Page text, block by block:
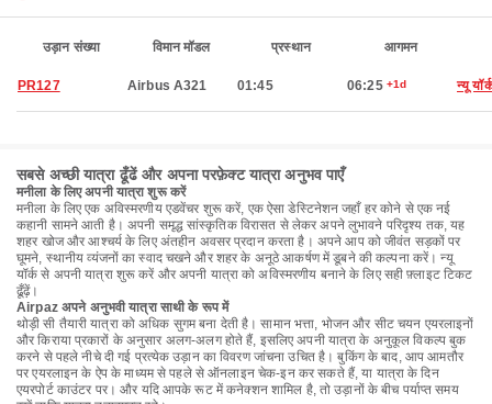
उड़ान संख्या विमान मॉडल प्रस्थान आगमन
PR127 Airbus A321 01:45 06:25 +1d न्यू
सबसे अच्छी यात्रा ढूँढें और अपना परफ़ेक्ट यात्रा अनुभव पाएँ
मनीला के लिए अपनी यात्रा शुरू करें
मनीला के लिए एक अविस्मरणीय एडवेंचर शुरू करें, एक ऐसा डेस्टिनेशन जहाँ हर कोने से एक नई
कहानी सामने आती है। अपनी समृद्ध सांस्कृतिक विरासत से लेकर अपने लुभावने परिदृश्य तक, यह
शहर खोज और आश्चर्य के लिए अंतहीन अवसर प्रदान करता है। अपने आप को जीवंत सड़कों पर
घूमने, स्थानीय व्यंजनों का स्वाद चखने और शहर के अनूठे आकर्षण में डूबने की कल्पना करें। न्यू
यॉर्क से अपनी यात्रा शुरू करें और अपनी यात्रा को अविस्मरणीय बनाने के लिए सही फ़्लाइट टिकट
ढूँढ़ें।
Airpaz अपने अनुभवी यात्रा साथी के रूप में
थोड़ी सी तैयारी यात्रा को अधिक सुगम बना देती है। सामान भत्ता, भोजन और सीट चयन एयरलाइनों
और किराया प्रकारों के अनुसार अलग-अलग होते हैं, इसलिए अपनी यात्रा के अनुकूल विकल्प बुक
करने से पहले नीचे दी गई प्रत्येक उड़ान का विवरण जांचना उचित है। बुकिंग के बाद, आप आमतौर
पर एयरलाइन के ऐप के माध्यम से पहले से ऑनलाइन चेक-इन कर सकते हैं, या यात्रा के दिन
एयरपोर्ट काउंटर पर। और यदि आपके रूट में कनेक्शन शामिल है, तो उड़ानों के बीच पर्याप्त समय